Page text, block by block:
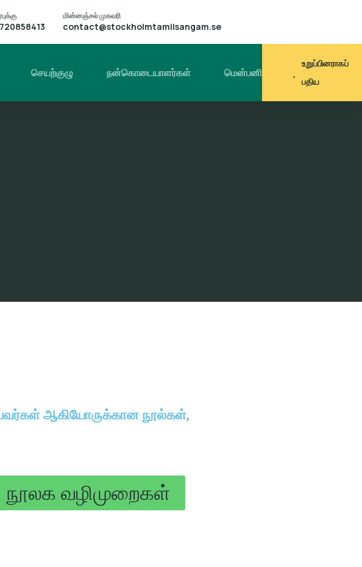
மின்னஞ்சல் முகவரி
contact@stockholmtamilsangam.se
செயற்குழு நன்கொடையாளர்கள் மென்பனி
உறுப்பினராகப்
பதிய
ஆகியோருக்கான நூல்கள்,
நூலக வழிமுறைகள்